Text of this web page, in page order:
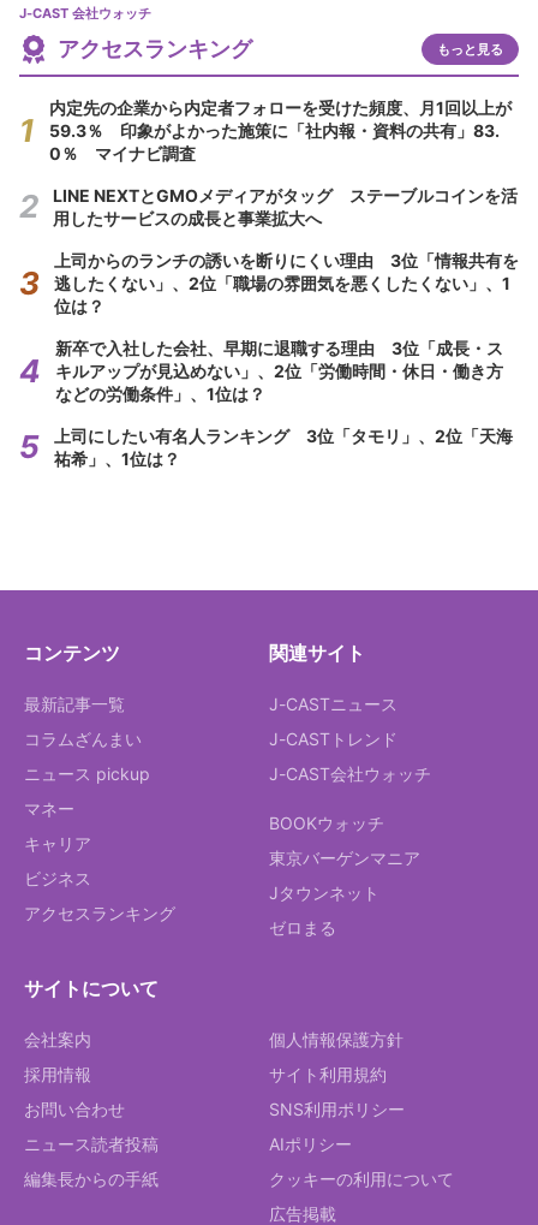
J-CAST 会社ウォッチ
アクセスランキング もっと見る
内定先の企業から内定者フォローを受けた頻度、月1回以上が
59.3％ 印象がよかった施策に「社内報・資料の共有」83.
0％ マイナビ調査
LINE NEXTとGMOメディアがタッグ ステーブルコインを活
用したサービスの成長と事業拡大へ
上司からのランチの誘いを断りにくい理由 3位「情報共有を
逃したくない」、2位「職場の雰囲気を悪くしたくない」、1
位は？
新卒で入社した会社、早期に退職する理由 3位「成長・ス
キルアップが見込めない」、2位「労働時間・休日・働き方
などの労働条件」、1位は？
上司にしたい有名人ランキング 3位「タモリ」、2位「天海
祐希」、1位は？
コンテンツ
最新記事一覧
コラムざんまい
ニュース pickup
マネー
キャリア
ビジネス
アクセスランキング
関連サイト
J-CASTニュース
J-CASTトレンド
J-CAST会社ウォッチ
BOOKウォッチ
東京バーゲンマニア
Jタウンネット
ゼロまる
サイトについて
会社案内
採用情報
お問い合わせ
ニュース読者投稿
編集長からの手紙
個人情報保護方針
サイト利用規約
SNS利用ポリシー
AIポリシー
クッキーの利用について
広告掲載